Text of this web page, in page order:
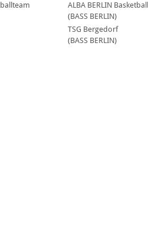
ALBA BERLIN
(BASS BERLIN)
TSG Bergedorf
(BASS BERLIN)